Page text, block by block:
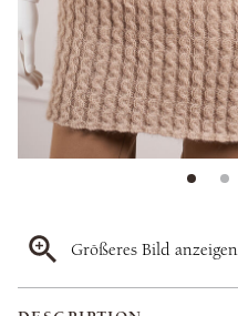
Größeres Bild anzeigen